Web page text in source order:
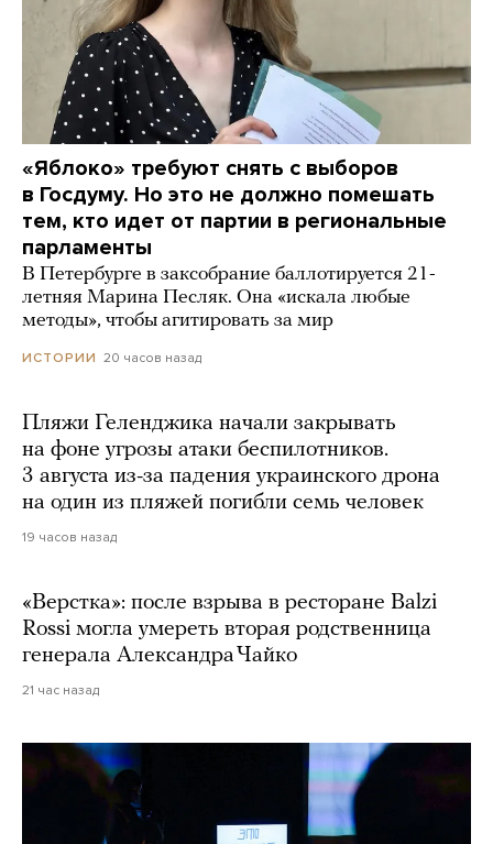
«Яблоко» требуют снять с выборов
в Госдуму. Но это не должно помешать
тем, кто идет от партии в региональные
парламенты
В Петербурге в заксобрание баллотируется 21-
летняя Марина Песляк. Она «искала любые
методы», чтобы агитировать за мир
ИСТОРИИ 20 часов назад
Пляжи Геленджика начали закрывать
на фоне угрозы атаки беспилотников.
3 августа из-за падения украинского дрона
на один из пляжей погибли семь человек
19 часов назад
«Верстка»: после взрыва в ресторане Balzi
Rossi могла умереть вторая родственница
генерала Александра Чайко
21 час назад